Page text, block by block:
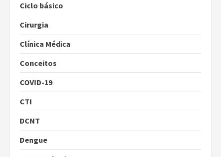
Ciclo básico
Cirurgia
Clínica Médica
Conceitos
COVID-19
CTI
DCNT
Dengue